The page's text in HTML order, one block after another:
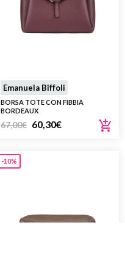
Emanuela Biffoli
BORSA TOTE CON FIBBIA
BORDEAUX
67,00€ 60,30€
-10%